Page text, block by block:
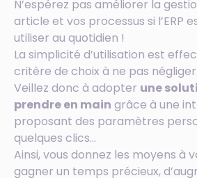
N’espérez pas améliorer la
article et vos processus si l’ERP
utiliser au quotidien !
La simplicité d’utilisation est
critère de choix à ne pas négliger.
Veillez donc à adopter une
prendre en main grâce à une
proposant des paramètres
quelques clics…
Ainsi, vous donnez les moyens à
gagner un temps précieux,